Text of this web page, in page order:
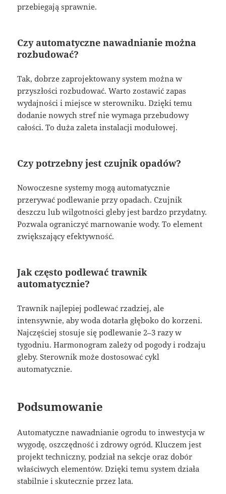
przebiegają sprawnie.
Czy automatyczne nawadnianie można
rozbudować?
Tak, dobrze zaprojektowany system można w
przyszłości rozbudować. Warto zostawić zapas
wydajności i miejsce w sterowniku. Dzięki temu
dodanie nowych stref nie wymaga przebudowy
całości. To duża zaleta instalacji modułowej.
Czy potrzebny jest czujnik opadów?
Nowoczesne systemy mogą automatycznie
przerywać podlewanie przy opadach. Czujnik
deszczu lub wilgotności gleby jest bardzo przydatny.
Pozwala ograniczyć marnowanie wody. To element
zwiększający efektywność.
Jak często podlewać trawnik
automatycznie?
Trawnik najlepiej podlewać rzadziej, ale
intensywnie, aby woda dotarła głęboko do korzeni.
Najczęściej stosuje się podlewanie 2–3 razy w
tygodniu. Harmonogram zależy od pogody i rodzaju
gleby. Sterownik może dostosować cykl
automatycznie.
Podsumowanie
Automatyczne nawadnianie ogrodu to inwestycja w
wygodę, oszczędność i zdrowy ogród. Kluczem jest
projekt techniczny, podział na sekcje oraz dobór
właściwych elementów. Dzięki temu system działa
stabilnie i skutecznie przez lata.